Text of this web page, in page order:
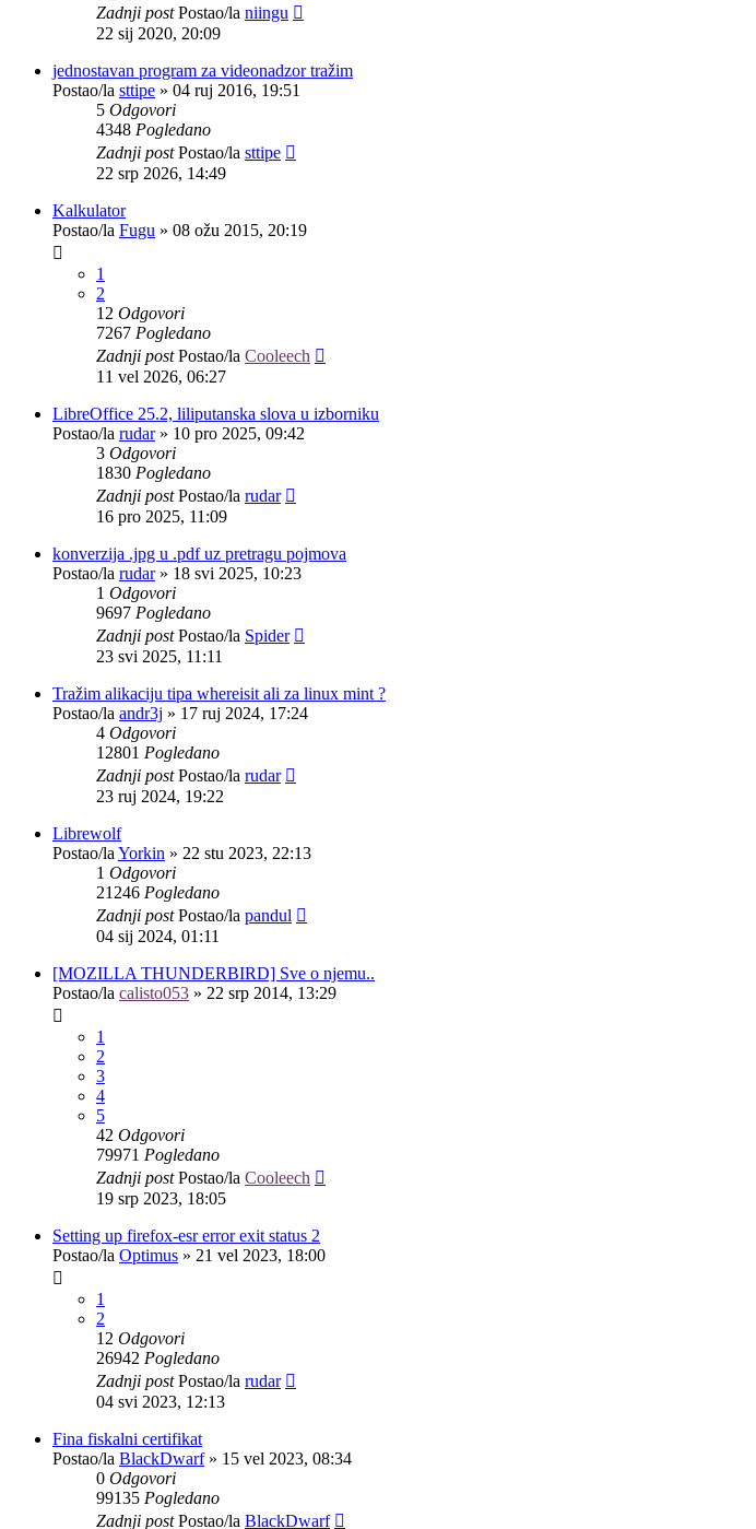
Zadnji postPostao/la niingu
22 sij 2020, 20:09
jednostavan program za videonadzor tražim
Postao/la sttipe » 04 ruj 2016, 19:51
5 Odgovori
4348 Pogledano
Zadnji postPostao/la sttipe
22 srp 2026, 14:49
Kalkulator
Postao/la Fugu » 08 ožu 2015, 20:19
1
2
12 Odgovori
7267 Pogledano
Zadnji postPostao/la Cooleech
11 vel 2026, 06:27
LibreOffice 25.2, liliputanska slova u izborniku
Postao/la rudar» 10 pro 2025, 09:42
3 Odgovori
1830 Pogledano
Zadnji postPostao/la rudar
16 pro 2025, 11:09
konverzija .jpg u .pdf uz pretragu pojmova
Postao/la rudar» 18 svi 2025, 10:23
1 Odgovori
9697 Pogledano
Zadnji postPostao/la Spider
23 svi 2025, 11:11
Tražim alikaciju tipa whereisit ali za linux mint ?
Postao/la andr3j » 17 ruj 2024, 17:24
4 Odgovori
12801 Pogledano
Zadnji postPostao/la rudar
23 ruj 2024, 19:22
Librewolf
Postao/la Yorkin » 22 stu 2023, 22:13
1 Odgovori
21246 Pogledano
Zadnji postPostao/la pandul
04 sij 2024, 01:11
[MOZILLA THUNDERBIRD] Sve o njemu..
Postao/la calisto053 » 22 srp 2014, 13:29
1
2
3
4
5
42 Odgovori
79971 Pogledano
Zadnji postPostao/la Cooleech
19 srp 2023, 18:05
Setting up firefox-esr error exit status 2
Postao/la Optimus » 21 vel 2023, 18:00
1
2
12 Odgovori
26942 Pogledano
Zadnji postPostao/la rudar
04 svi 2023, 12:13
Fina fiskalni certifikat
Postao/la BlackDwarf» 15 vel 2023, 08:34
0 Odgovori
99135 Pogledano
Zadnji postPostao/la BlackDwarf